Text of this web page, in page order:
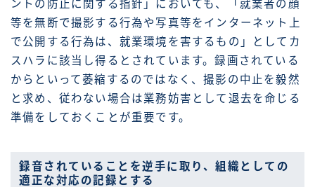
ントの防止に関する指針」においても、「就業者の顔
等を無断で撮影する行為や写真等をインターネット上
で公開する行為は、就業環境を害するもの」としてカ
スハラに該当し得るとされています。録画されている
からといって萎縮するのではなく、撮影の中止を毅然
と求め、従わない場合は業務妨害として退去を命じる
準備をしておくことが重要です。
録音されていることを逆手に取り、組織としての
適正な対応の記録とする